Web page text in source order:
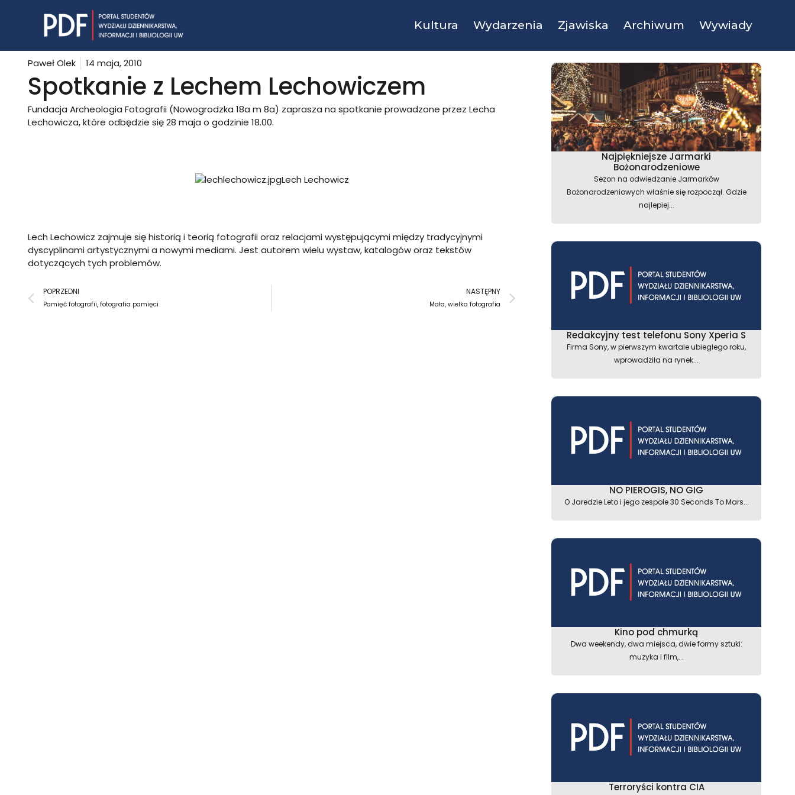
Kultura Wydarzenia Zjawiska Archiwum Wywiady
Paweł Olek 14 maja, 2010
Spotkanie z Lechem Lechowiczem
Fundacja Archeologia Fotografii (Nowogrodzka 18a m 8a) zaprasza na spotkanie prowadzone przez Lecha
Lechowicza, które odbędzie się 28 maja o godzinie 18.00.
Lech Lechowicz
Lech Lechowicz zajmuje się historią i teorią fotografii oraz relacjami występującymi między tradycyjnymi
dyscyplinami artystycznymi a nowymi mediami. Jest autorem wielu wystaw, katalogów oraz tekstów
dotyczących tych problemów.
Prev
POPRZEDNI
Pamięć fotografii, fotografia pamięci
NASTĘPNY
Mała, wielka fotografia
Następny
Najpiękniejsze Jarmarki
Bożonarodzeniowe
Sezon na odwiedzanie Jarmarków
Bożonarodzeniowych właśnie się rozpoczął. Gdzie
najlepiej...
Redakcyjny test telefonu Sony Xperia S
Firma Sony, w pierwszym kwartale ubiegłego roku,
wprowadziła na rynek...
NO PIEROGIS, NO GIG
O Jaredzie Leto i jego zespole 30 Seconds To Mars...
Kino pod chmurką
Dwa weekendy, dwa miejsca, dwie formy sztuki:
muzyka i film,...
Terroryści kontra CIA